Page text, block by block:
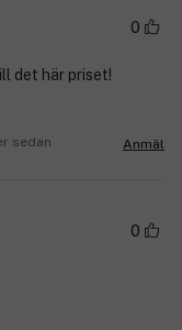
0
det här priset!
sedan Anmäl
0